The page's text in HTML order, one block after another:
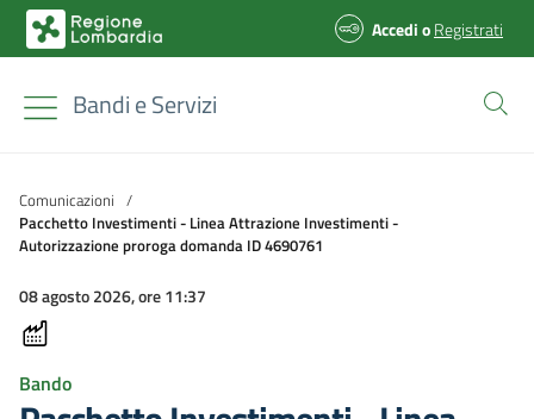
AccedioRegistrati
Bandi e Servizi
Comunicazioni /
Pacchetto Investimenti - Linea Attrazione Investimenti -
Autorizzazione proroga domanda ID 4690761
08 agosto 2026, ore 11:37
Bando